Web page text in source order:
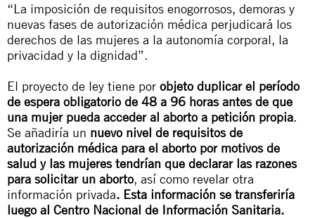
“La imposición de requisitos enogorrosos, demoras y
nuevas fases de autorización médica perjudicará los
derechos de las mujeres a la autonomía corporal, la
privacidad y la dignidad”.
El proyecto de ley tiene por objeto duplicar el período
de espera obligatorio de 48 a 96 horas antes de que
una mujer pueda acceder al aborto a petición propia.
Se añadiría un nuevo nivel de requisitos de
autorización médica para el aborto por motivos de
salud y las mujeres tendrían que declarar las razones
para solicitar un aborto, así como revelar otra
información privada. Esta información se transferiría
luego al Centro Nacional de Información Sanitaria.